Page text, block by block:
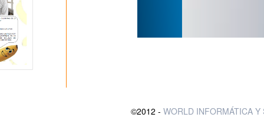
©2012 - WORLD INFORMÁTICA Y